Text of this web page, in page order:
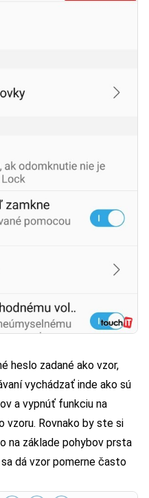
heslo zadané ako vzor,
vychádzať inde ako sú
a vypnúť funkciu na
vzoru. Rovnako by ste si
na základe pohybov prsta
dá vzor pomerne často